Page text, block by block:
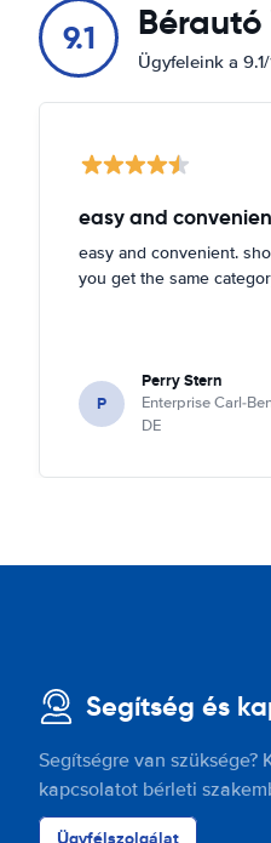
9.1 Bérautó
Ügyfeleink a
easy and
easy and convenient.
you get the same
P
Perry Stern
Enterprise Carl-
DE
Segítség és
Segítségre van szüksége?
kapcsolatot bérleti
Ügyfélszolgálat